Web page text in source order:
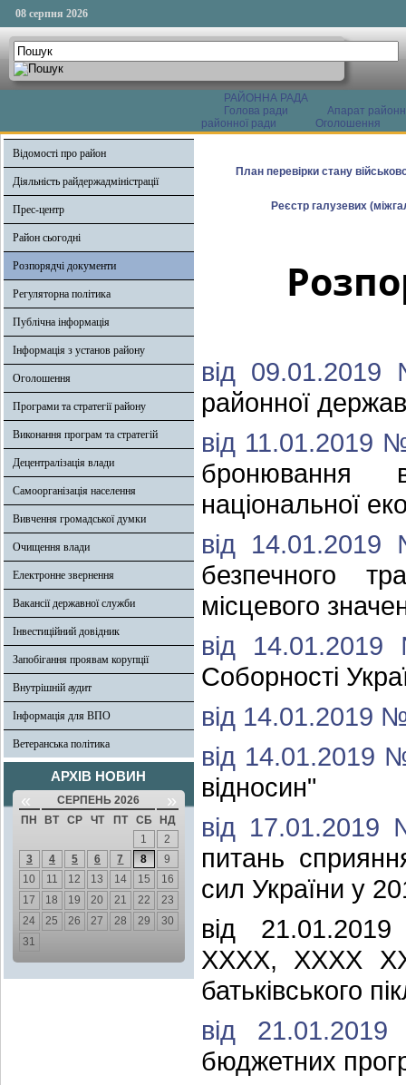
08 серпня 2026
РАЙОННА РАДА
Голова ради
Апарат
районної ради
Оголошення
Відомості про район
Діяльність райдержадміністрації
Прес-центр
Район сьогодні
Розпорядчі документи
Регуляторна політика
Публічна інформація
Інформація з установ району
Оголошення
Програми та стратегії району
Виконання програм та стратегій
Децентралізація влади
Самоорганізація населення
Вивчення громадської думки
Очищення влади
Електронне звернення
Вакансії державної служби
Інвестиційний довідник
Запобігання проявам корупції
Внутрішній аудит
Інформація для ВПО
Ветеранська політика
АРХІВ НОВИН
« СЕРПЕНЬ 2026 »
ПН ВТ СР ЧТ ПТ СБ
НД
1
2
3
4 5 6 7 8
9
10
11 12 13 14 15
16
17
18 19 20 21 22
23
24
25 26 27 28 29
30
31
План перевірки стану
Реєстр галузевих
від
районної
від 11.01.2019
бронювання
національної
від
безпечного
місцевого
від
Соборності
від 14.01.2019
від 14.01.2019
відносин"
від
питань
сил України у
від
ХХХХ, ХХХХ
батьківського
від
бюджетних